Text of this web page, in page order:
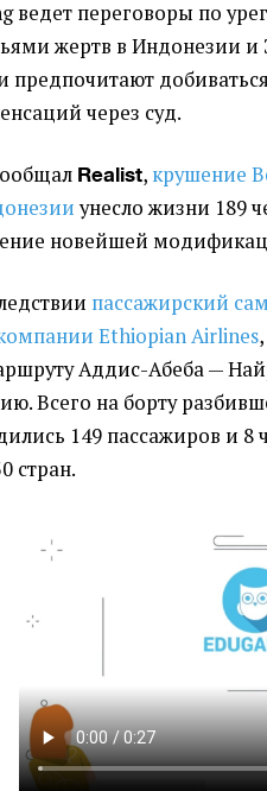
ведет переговоры по
жертв в Индонезии
предпочитают
через суд.
Realist, крушение
унесло жизни 189
новейшей
пассажирский
Ethiopian Airlines
Аддис-Абеба —
Всего на борту
149 пассажиров и 8
стран.